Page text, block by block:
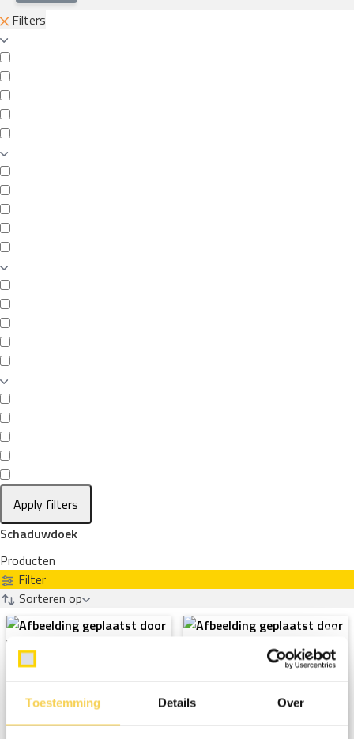
Toestemming Details Over
Filters
Apply filters
Schaduwdoek
Producten
Filter
Sorteren op